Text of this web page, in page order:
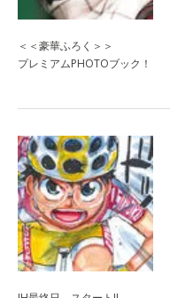
＜＜豪華ふろく＞＞
プレミアムPHOTOブック！